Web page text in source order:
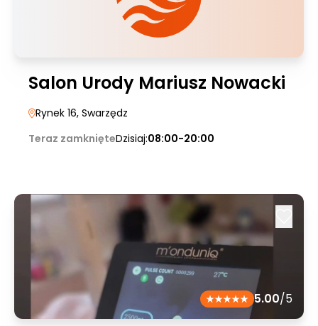
Salon Urody Mariusz Nowacki
Rynek 16, Swarzędz
Teraz zamknięteDzisiaj:08:00-20:00
5.00/5